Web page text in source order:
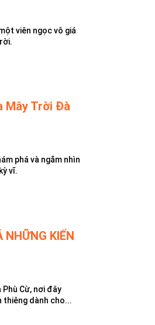
viên ngọc vô giá
Mây Trời Đà
phá và ngắm nhìn
vĩ.
NHỮNG KIẾN
Cừ, nơi đây
thiêng dành cho...